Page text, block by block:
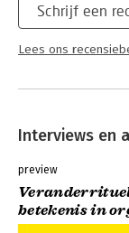
Schrijf een
Lees ons
Interviews en
preview
betekenis in